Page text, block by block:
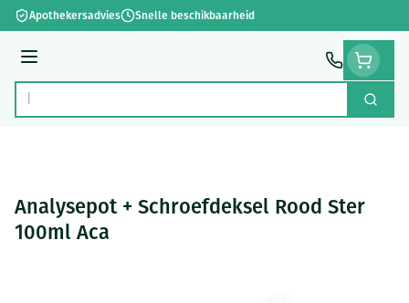
Ga naar de inhoud
Apothekersadvies Snelle beschikbaarheid
Menu
Product, merk, categorie... Zoek
Analysepot + Schroefdeksel Rood Ster
100ml Aca